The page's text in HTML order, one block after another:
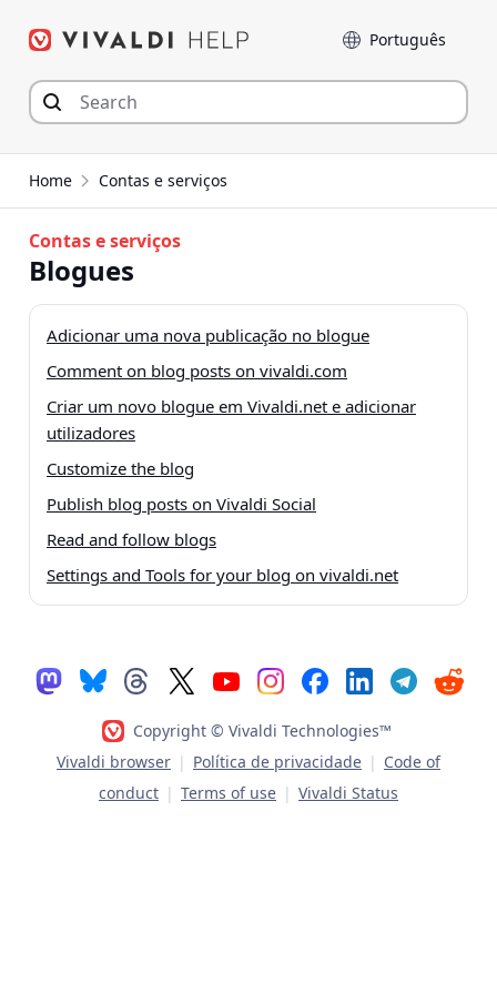
para
conteúdo
Idioma
Home Contas e serviços
Contas e serviços
Blogues
Adicionar uma nova publicação no blogue
Comment on blog posts on vivaldi.com
Criar um novo blogue em Vivaldi.net e adicionar
utilizadores
Customize the blog
Publish blog posts on Vivaldi Social
Read and follow blogs
Settings and Tools for your blog on vivaldi.net
Copyright © Vivaldi Technologies™
Vivaldi browser | Política de privacidade | Code of
conduct | Terms of use | Vivaldi Status